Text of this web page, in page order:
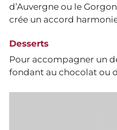
d’Auvergne ou le
crée un accord
Desserts
Pour accompagner un
fondant au chocolat ou